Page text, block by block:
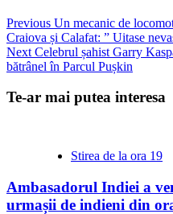
Previous Un mecanic de
Craiova și Calafat: ” Uitase
Next Celebrul șahist Garry
bătrânel în Parcul Pușkin
Te-ar mai putea interesa
Stirea de la ora 19
Ambasadorul Indiei a
urmașii de indieni din